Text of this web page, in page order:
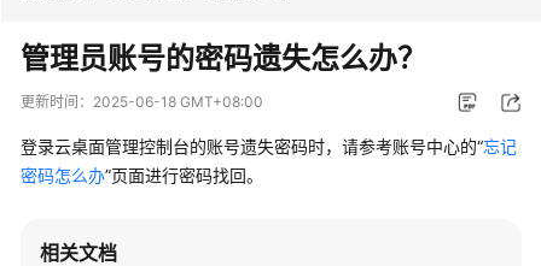
新
动
服
告
管理员账号的密码遗失怎么办？
更新时间： 2025-06-18 GMT+08:00
登录云桌面管理控制台的账号遗失密码时，请参考账号中心的“忘记
密码怎么办”页面进行密码找回。
相关文档